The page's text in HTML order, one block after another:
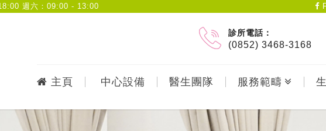
週六：09:00 - 13:00
診所電話：
(0852) 3468-3168
主頁 中心設備 醫生團隊 服務範疇